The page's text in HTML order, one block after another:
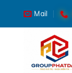
Mail